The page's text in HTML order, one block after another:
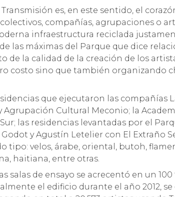
es, en este sentido, el
compañías, agrupaciones o
infraestructura reciclada
las máximas del Parque que dice
de la calidad de la creación de los
costo sino que también organizando
que ejecutaron las compañías
Agrupación Cultural Meconio; la
las residencias levantadas por el
y Agustín Letelier con El Extraño
tipo: velos, árabe, oriental, butoh,
haitiana, entre otras.
salas de ensayo se acrecentó en un
el edificio durante el año 2012, se